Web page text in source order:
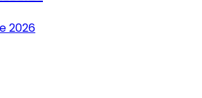
2026